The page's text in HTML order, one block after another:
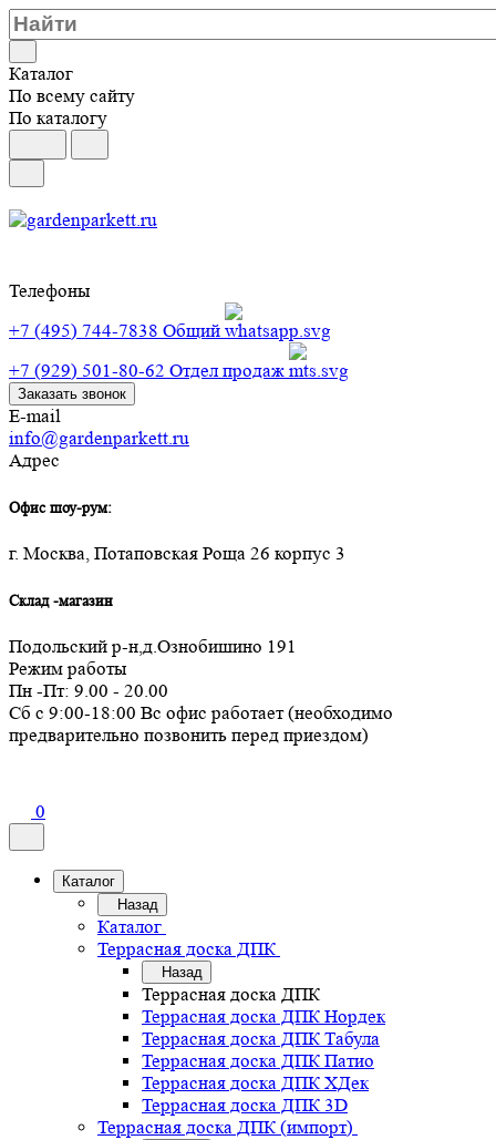
Каталог
По всему сайту
По каталогу
Телефоны
+7 (495) 744-7838 Общий
+7 (929) 501-80-62 Отдел продаж
Заказать звонок
E-mail
info@gardenparkett.ru
Адрес
Офис шоу-рум:
г. Москва, Потаповская Роща 26 корпус 3
Склад -магазин
Подольский р-н,д.Ознобишино 191
Режим работы
Пн -Пт: 9.00 - 20.00
Сб с 9:00-18:00 Вс офис работает (необходимо
предварительно позвонить перед приездом)
0
Каталог
Назад
Каталог
Террасная доска ДПК
Назад
Террасная доска ДПК
Террасная доска ДПК Нордек
Террасная доска ДПК Табула
Террасная доска ДПК Патио
Террасная доска ДПК ХДек
Террасная доска ДПК 3D
Террасная доска ДПК (импорт)